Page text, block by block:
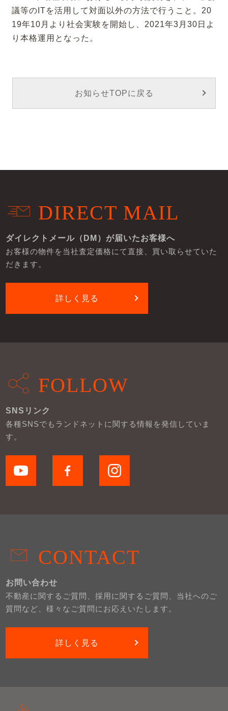
議等のITを活用して対面以外の方法で行うこと。20
19年10月より社会実験を開始し、2021年3月30日よ
り本格運用となった。
お知らせTOPに戻る
DIRECT MAIL
ダイレクトメール（DM）が届いたお客様へ
お客様の物件を当社査定価格にて直接、買い取らせていた
だきます。
詳しく見る
FOLLOW
SNSリンク
各種SNSでもランドネットに関する情報を発信していま
す。
CONTACT
お問い合わせ
不動産に関するご質問、採用に関するご質問、当社へのご
質問など、様々なご質問にお応えいたします。
詳しく見る